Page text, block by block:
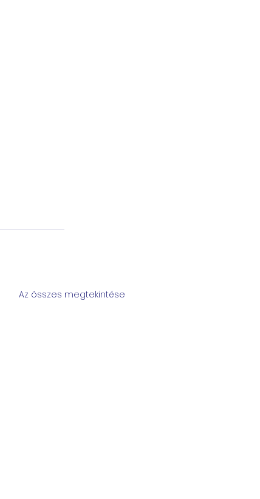
Az összes megtekintése